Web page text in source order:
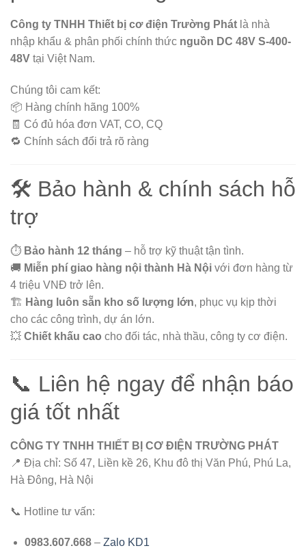
Công ty TNHH Thiết bị cơ điện Trường Phát là nhà
nhập khẩu & phân phối chính thức nguồn DC 48V S-400-
48V tại Việt Nam.
Chúng tôi cam kết:
📦 Hàng chính hãng 100%
🧾 Có đủ hóa đơn VAT, CO, CQ
🔁 Chính sách đổi trả rõ ràng
🛠️ Bảo hành & chính sách hỗ
trợ
⏱️ Bảo hành 12 tháng – hỗ trợ kỹ thuật tận tình.
🚚 Miễn phí giao hàng nội thành Hà Nội với đơn hàng từ
4 triệu VNĐ trở lên.
🏗️ Hàng luôn sẵn kho số lượng lớn, phục vụ kịp thời
cho các công trình, dự án lớn.
💥 Chiết khấu cao cho đối tác, nhà thầu, công ty cơ điện.
📞 Liên hệ ngay để nhận báo
giá tốt nhất
CÔNG TY TNHH THIẾT BỊ CƠ ĐIỆN TRƯỜNG PHÁT
📍 Địa chỉ: Số 47, Liền kề 26, Khu đô thị Văn Phú, Phú La,
Hà Đông, Hà Nội
📞 Hotline tư vấn:
0983.607.668– Zalo KD1